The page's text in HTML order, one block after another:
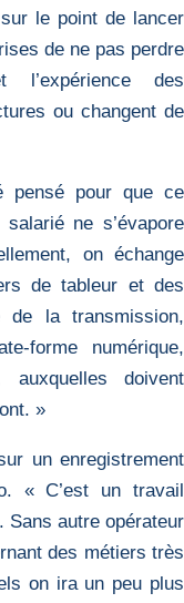
le point de lancer
de ne pas perdre
des
ou changent de
pensé pour que ce
ne s’évapore
on échange
de tableur et des
de la transmission,
forme numérique,
doivent
»
un enregistrement
« C’est un travail
Sans autre opérateur
des métiers très
on ira un peu plus